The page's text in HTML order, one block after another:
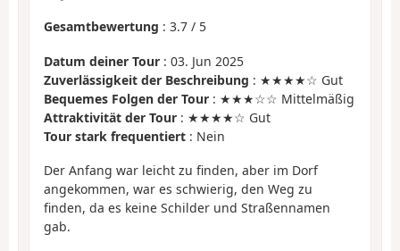
Gesamtbewertung : 3.7 / 5
Datum deiner Tour : 03. Jun 2025
Zuverlässigkeit der Beschreibung : ★★★★☆ Gut
Bequemes Folgen der Tour : ★★★☆☆ Mittelmäßig
Attraktivität der Tour : ★★★★☆ Gut
Tour stark frequentiert : Nein
Der Anfang war leicht zu finden, aber im Dorf
angekommen, war es schwierig, den Weg zu
finden, da es keine Schilder und Straßennamen
gab.